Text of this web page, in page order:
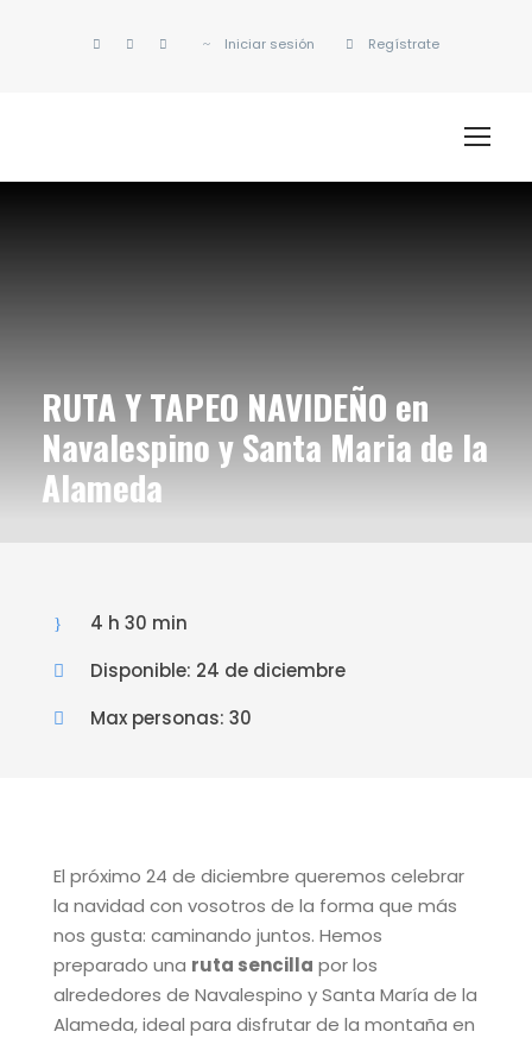
Iniciar sesión Regístrate
RUTA Y TAPEO NAVIDEÑO en
Navalespino y Santa Maria de la
Alameda
4 h 30 min
Disponible: 24 de diciembre
Max personas: 30
El próximo 24 de diciembre queremos celebrar
la navidad con vosotros de la forma que más
nos gusta: caminando juntos. Hemos
preparado una ruta sencilla por los
alrededores de Navalespino y Santa María de la
Alameda, ideal para disfrutar de la montaña en